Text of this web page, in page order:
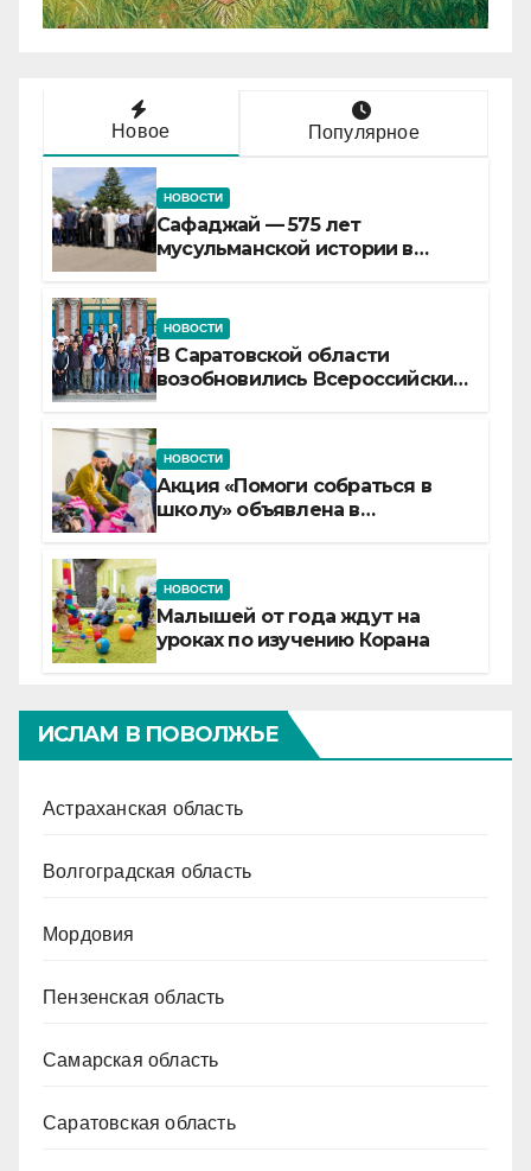
Новое Популярное
НОВОСТИ
Сафаджай — 575 лет
мусульманской истории в
НОВОСТИ
В Саратовской области
возобновились Всероссийские
НОВОСТИ
Акция «Помоги собраться в
школу» объявлена в
НОВОСТИ
Малышей от года ждут на
уроках по изучению Корана
ИСЛАМ В ПОВОЛЖЬЕ
Астраханская область
Волгоградская область
Мордовия
Пензенская область
Самарская область
Саратовская область